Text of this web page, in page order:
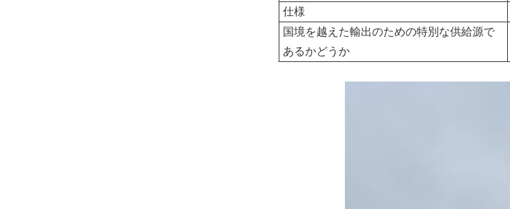
仕様
国境を越えた輸出のための特別な供給源で
あるかどうか